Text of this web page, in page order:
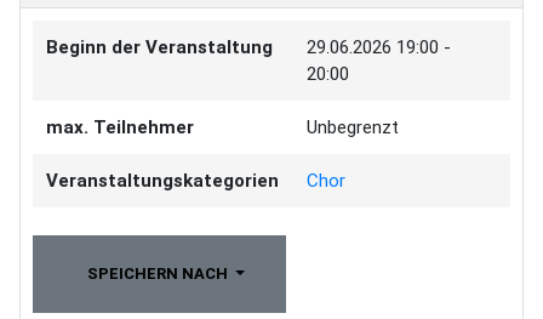
Beginn der Veranstaltung 29.06.2026 19:00 -
20:00
max. Teilnehmer Unbegrenzt
Veranstaltungskategorien Chor
SPEICHERN NACH